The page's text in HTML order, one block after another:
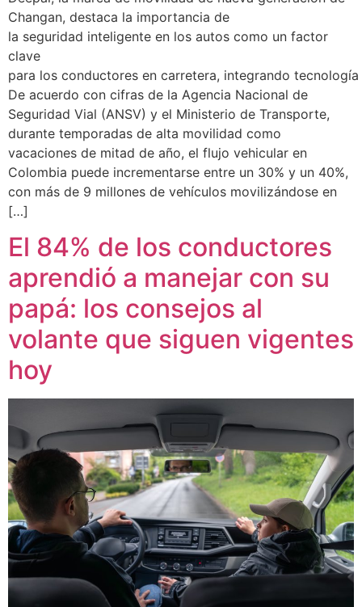
Changan, destaca la importancia de
la seguridad inteligente en los autos como un factor
clave
para los conductores en carretera, integrando
De acuerdo con cifras de la Agencia Nacional de
Seguridad Vial (ANSV) y el Ministerio de Transporte,
durante temporadas de alta movilidad como
vacaciones de mitad de año, el flujo vehicular en
Colombia puede incrementarse entre un 30% y un 40%,
con más de 9 millones de vehículos movilizándose en
[…]
El 84% de los conductores
aprendió a manejar con su
papá: los consejos al
volante que siguen vigentes
hoy